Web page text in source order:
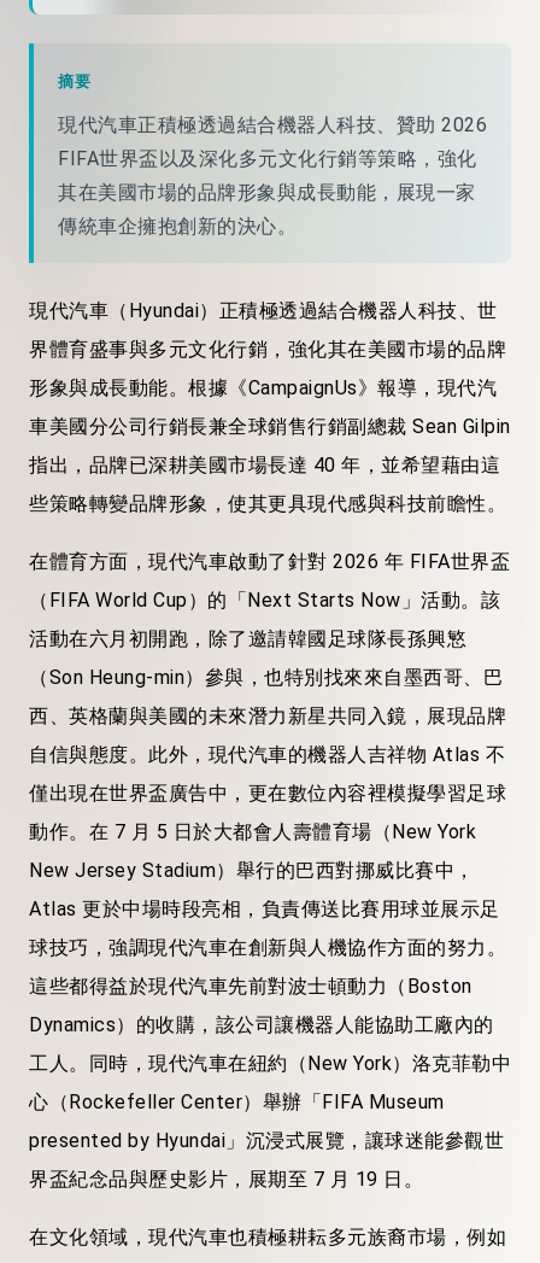
摘要
現代汽車正積極透過結合機器人科技、贊助 2026
FIFA世界盃以及深化多元文化行銷等策略，強化
其在美國市場的品牌形象與成長動能，展現一家
傳統車企擁抱創新的決心。
現代汽車（Hyundai）正積極透過結合機器人科技、世
界體育盛事與多元文化行銷，強化其在美國市場的品牌
形象與成長動能。根據《CampaignUs》報導，現代汽
車美國分公司行銷長兼全球銷售行銷副總裁 Sean Gilpin
指出，品牌已深耕美國市場長達 40 年，並希望藉由這
些策略轉變品牌形象，使其更具現代感與科技前瞻性。
在體育方面，現代汽車啟動了針對 2026 年 FIFA世界盃
（FIFA World Cup）的「Next Starts Now」活動。該
活動在六月初開跑，除了邀請韓國足球隊長孫興慜
（Son Heung-min）參與，也特別找來來自墨西哥、巴
西、英格蘭與美國的未來潛力新星共同入鏡，展現品牌
自信與態度。此外，現代汽車的機器人吉祥物 Atlas 不
僅出現在世界盃廣告中，更在數位內容裡模擬學習足球
動作。在 7 月 5 日於大都會人壽體育場（New York
New Jersey Stadium）舉行的巴西對挪威比賽中，
Atlas 更於中場時段亮相，負責傳送比賽用球並展示足
球技巧，強調現代汽車在創新與人機協作方面的努力。
這些都得益於現代汽車先前對波士頓動力（Boston
Dynamics）的收購，該公司讓機器人能協助工廠內的
工人。同時，現代汽車在紐約（New York）洛克菲勒中
心（Rockefeller Center）舉辦「FIFA Museum
presented by Hyundai」沉浸式展覽，讓球迷能參觀世
界盃紀念品與歷史影片，展期至 7 月 19 日。
在文化領域，現代汽車也積極耕耘多元族裔市場，例如